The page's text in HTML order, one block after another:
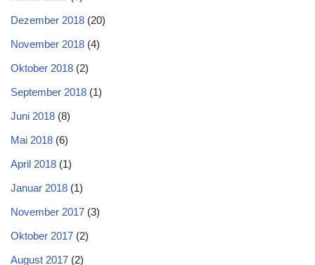
Dezember 2018 (20)
November 2018 (4)
Oktober 2018 (2)
September 2018 (1)
Juni 2018 (8)
Mai 2018 (6)
April 2018 (1)
Januar 2018 (1)
November 2017 (3)
Oktober 2017 (2)
August 2017 (2)